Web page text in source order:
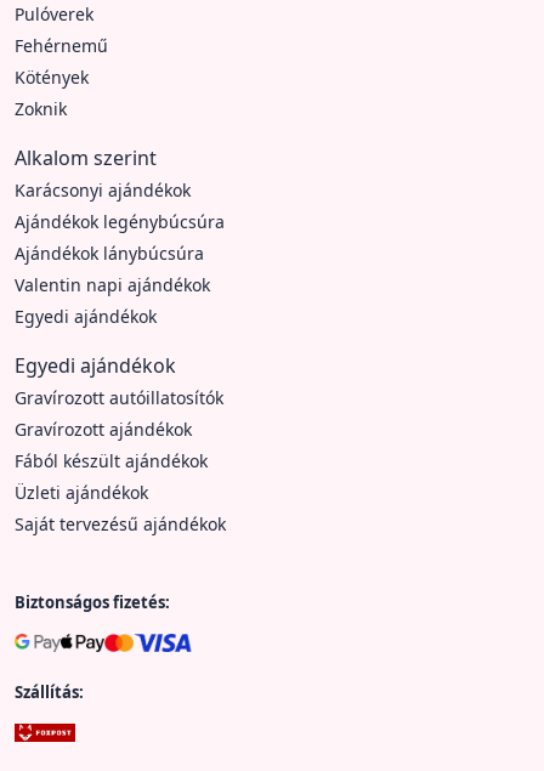
Pulóverek
Fehérnemű
Kötények
Zoknik
Alkalom szerint
Karácsonyi ajándékok
Ajándékok legénybúcsúra
Ajándékok lánybúcsúra
Valentin napi ajándékok
Egyedi ajándékok
Egyedi ajándékok
Gravírozott autóillatosítók
Gravírozott ajándékok
Fából készült ajándékok
Üzleti ajándékok
Saját tervezésű ajándékok
Biztonságos fizetés:
Szállítás: